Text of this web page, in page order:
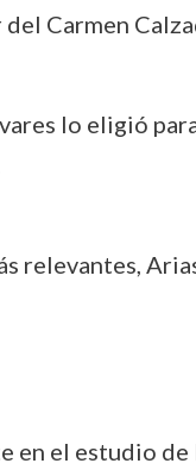
Carmen
lo eligió
relevantes,
el estudio